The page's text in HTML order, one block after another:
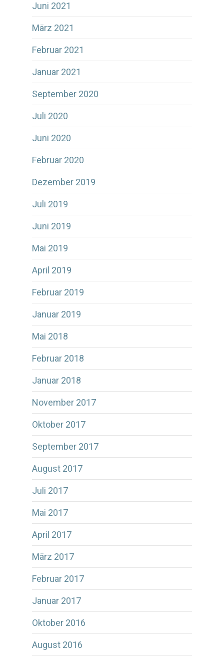
Juni 2021
März 2021
Februar 2021
Januar 2021
September 2020
Juli 2020
Juni 2020
Februar 2020
Dezember 2019
Juli 2019
Juni 2019
Mai 2019
April 2019
Februar 2019
Januar 2019
Mai 2018
Februar 2018
Januar 2018
November 2017
Oktober 2017
September 2017
August 2017
Juli 2017
Mai 2017
April 2017
März 2017
Februar 2017
Januar 2017
Oktober 2016
August 2016